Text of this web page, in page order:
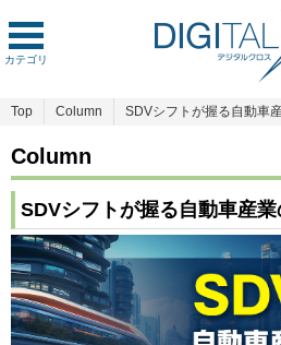
カテゴリ
Top Column SDVシフトが握る自動車
Column
SDVシフトが握る自動車産業